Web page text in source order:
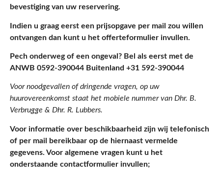
bevestiging van uw reservering.
Indien u graag eerst een prijsopgave per mail zou willen
ontvangen dan kunt u het offerteformulier invullen.
Pech onderweg of een ongeval? Bel als eerst met de
ANWB 0592-390044 Buitenland +31 592-390044
Voor noodgevallen of dringende vragen, op uw
huurovereenkomst staat het mobiele nummer van Dhr. B.
Verbrugge & Dhr. R. Lubbers.
Voor informatie over beschikbaarheid zijn wij telefonisch
of per mail bereikbaar op de hiernaast vermelde
gegevens. Voor algemene vragen kunt u het
onderstaande contactformulier invullen;